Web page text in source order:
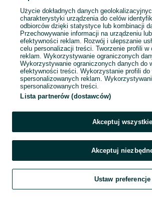
Szukaj Obserwujesz Dodaj
Użycie dokładnych danych
charakterystyki urządzenia do celów
odbiorców dzięki statystyce lub kombinacji
Przechowywanie informacji na urządzeniu
efektywności reklam. Rozwój i ulepszanie
celu personalizacji treści. Tworzenie profili w
reklam. Wykorzystywanie ograniczonych
Wykorzystywanie ograniczonych danych do
efektywności treści. Wykorzystanie profili do
spersonalizowanych reklam.
spersonalizowanych treści.
Lista partnerów (dostawców)
Akceptuj wszystkie
Akceptuj
Ustaw preferencje